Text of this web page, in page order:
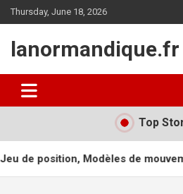
Skip
to
Thursday, June 18, 2026
lanormandique.fr
Top
de mouvement 3-4-3